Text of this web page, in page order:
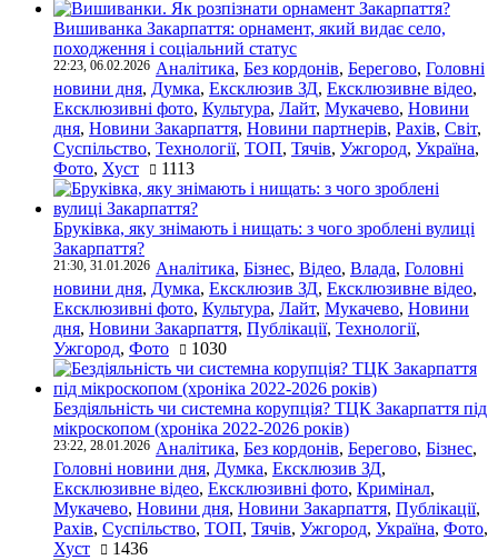
Вишиванка Закарпаття: орнамент, який видає село,
походження і соціальний статус
22:23, 06.02.2026 Аналітика, Без кордонів, Берегово, Головні
новини дня, Думка, Ексклюзив ЗД, Ексклюзивне відео,
Ексклюзивні фото, Культура, Лайт, Мукачево, Новини
дня, Новини Закарпаття, Новини партнерів, Рахів, Світ,
Суспільство, Технології, ТОП, Тячів, Ужгород, Україна,
Фото, Хуст 1113
Бруківка, яку знімають і нищать: з чого зроблені вулиці
Закарпаття?
21:30, 31.01.2026 Аналітика, Бізнес, Відео, Влада, Головні
новини дня, Думка, Ексклюзив ЗД, Ексклюзивне відео,
Ексклюзивні фото, Культура, Лайт, Мукачево, Новини
дня, Новини Закарпаття, Публікації, Технології,
Ужгород, Фото 1030
Бездіяльність чи системна корупція? ТЦК Закарпаття під
мікроскопом (хроніка 2022-2026 років)
23:22, 28.01.2026 Аналітика, Без кордонів, Берегово, Бізнес,
Головні новини дня, Думка, Ексклюзив ЗД,
Ексклюзивне відео, Ексклюзивні фото, Кримінал,
Мукачево, Новини дня, Новини Закарпаття, Публікації,
Рахів, Суспільство, ТОП, Тячів, Ужгород, Україна, Фото,
Хуст
1436